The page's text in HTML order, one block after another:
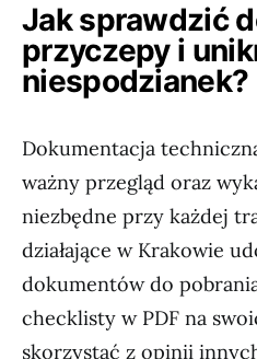
Jak sprawdzić
przyczepy i
niespodzianek?
Dokumentacja
ważny przegląd oraz
niezbędne przy każdej
działające w Krakowie
dokumentów do
checklisty w PDF na
skorzystać z opinii